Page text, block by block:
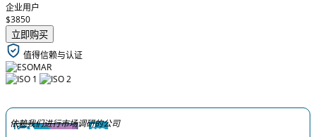
企业用户
$3850
立即购买
值得信赖与认证
依赖我们进行市场调研的公司